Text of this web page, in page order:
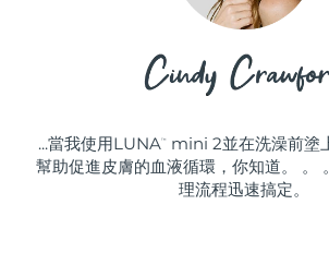
...當我使用LUNA ™
mini 2並在洗澡前塗
幫助促進皮膚的血液循環，你知道。 。
理流程迅速搞定。